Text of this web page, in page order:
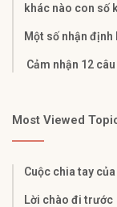
khác nào con số
Một số nhận định
Cảm nhận 12
Most Viewed
Cuộc chia tay
Lời chào đi trước